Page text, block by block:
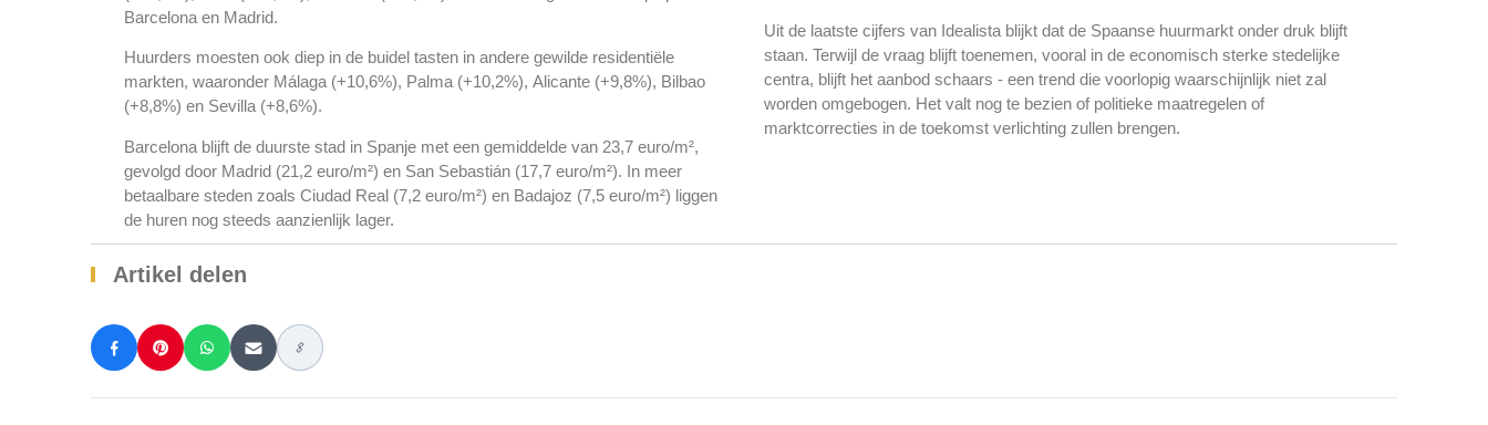
Barcelona en Madrid.
Huurders moesten ook diep in de buidel tasten in andere gewilde residentiële
markten, waaronder Málaga (+10,6%), Palma (+10,2%), Alicante (+9,8%), Bilbao
(+8,8%) en Sevilla (+8,6%).
Barcelona blijft de duurste stad in Spanje met een gemiddelde van 23,7 euro/m²,
gevolgd door Madrid (21,2 euro/m²) en San Sebastián (17,7 euro/m²). In meer
betaalbare steden zoals Ciudad Real (7,2 euro/m²) en Badajoz (7,5 euro/m²) liggen
de huren nog steeds aanzienlijk lager.
Uit de laatste cijfers van Idealista blijkt dat de Spaanse huurmarkt onder druk blijft
staan. Terwijl de vraag blijft toenemen, vooral in de economisch sterke stedelijke
centra, blijft het aanbod schaars - een trend die voorlopig waarschijnlijk niet zal
worden omgebogen. Het valt nog te bezien of politieke maatregelen of
marktcorrecties in de toekomst verlichting zullen brengen.
Artikel delen